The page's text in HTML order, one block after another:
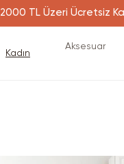
2000 TL Üzeri Ücretsiz
Kadın
Aksesuar